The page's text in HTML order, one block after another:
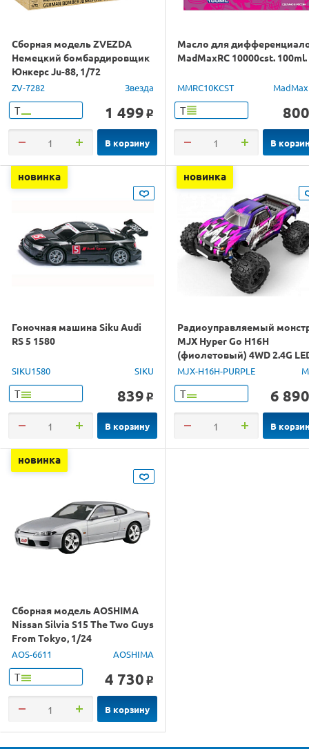
Сборная модель ZVEZDA
Немецкий бомбардировщик
Юнкерс Ju-88, 1/72
ZV-7282 Звезда
Т 1 499 o
В корзину
Масло для
MadMaxRC 10000cst. 100ml.
MMRC10KCST
Т 800
В
новинка
Гоночная машина Siku Audi
RS 5 1580
SIKU1580 SIKU
Т 839 o
В корзину
новинка
Радиоуправляемый
MJX Hyper Go H16H
(фиолетовый) 4WD 2.4G
GPS 1/16 RTR
MJX-H16H-PURPLE
Т 6 890
В
новинка
Сборная модель AOSHIMA
Nissan Silvia S15 The Two Guys
From Tokyo, 1/24
AOS-6611 AOSHIMA
Т 4 730 o
В корзину